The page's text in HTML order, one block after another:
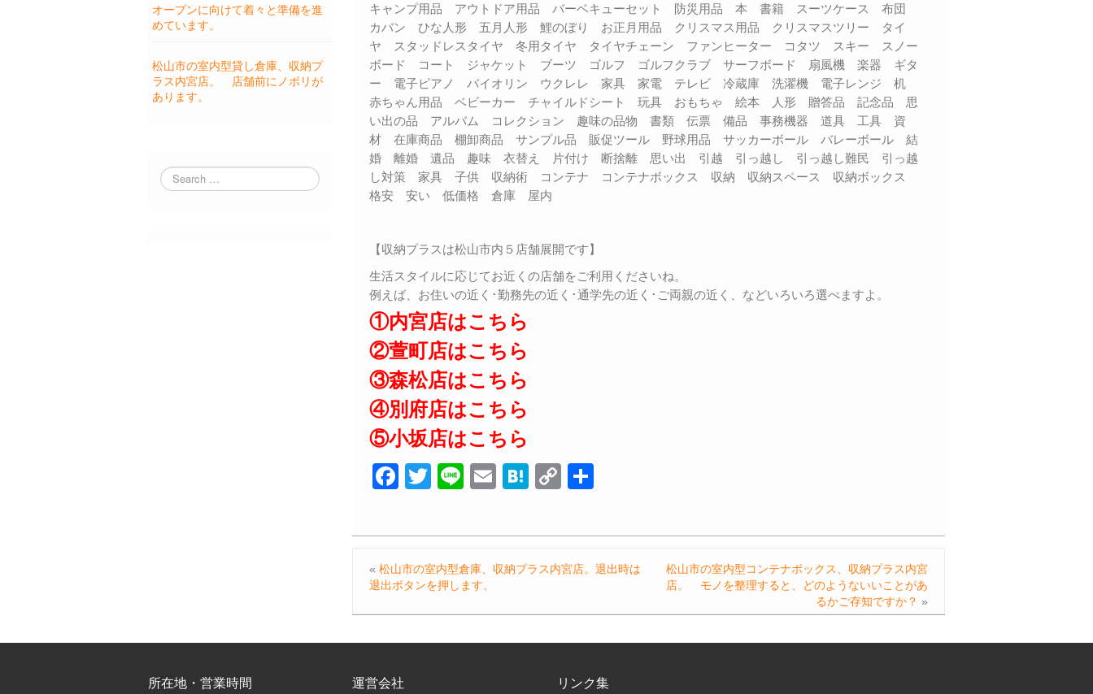
オープンに向けて着々と準備を進
めています。
松山市の室内型貸し倉庫、収納プ
ラス内宮店。 店舗前にノボリが
あります。
キャンプ用品 アウトドア用品 バーベキューセット 防災用品 本 書籍 スーツケース 布団
カバン ひな人形 五月人形 鯉のぼり お正月用品 クリスマス用品 クリスマスツリー タイ
ヤ スタッドレスタイヤ 冬用タイヤ タイヤチェーン ファンヒーター コタツ スキー スノー
ボード コート ジャケット ブーツ ゴルフ ゴルフクラブ サーフボード 扇風機 楽器 ギタ
ー 電子ピアノ バイオリン ウクレレ 家具 家電 テレビ 冷蔵庫 洗濯機 電子レンジ 机
赤ちゃん用品 ベビーカー チャイルドシート 玩具 おもちゃ 絵本 人形 贈答品 記念品 思
い出の品 アルバム コレクション 趣味の品物 書類 伝票 備品 事務機器 道具 工具 資
材 在庫商品 棚卸商品 サンプル品 販促ツール 野球用品 サッカーボール バレーボール 結
婚 離婚 遺品 趣味 衣替え 片付け 断捨離 思い出 引越 引っ越し 引っ越し難民 引っ越
し対策 家具 子供 収納術 コンテナ コンテナボックス 収納 収納スペース 収納ボックス
格安 安い 低価格 倉庫 屋内
【収納プラスは松山市内５店舗展開です】
生活スタイルに応じてお近くの店舗をご利用くださいね。
例えば、お住いの近く･勤務先の近く･通学先の近く･ご両親の近く、などいろいろ選べますよ。
①内宮店はこちら
②萱町店はこちら
③森松店はこちら
④別府店はこちら
⑤小坂店はこちら
F
c
b
T
tt
Li
e
E
ail
H
e
a
C
p
Li
«松山市の室内型倉庫、収納プラス内宮店。退出時は
退出ボタンを押します。
松山市の室内型コンテナボックス、収納プラス内宮
店。 モノを整理すると、どのようないいことがあ
るかご存知ですか？ »
所在地・営業時間 運営会社 リンク集